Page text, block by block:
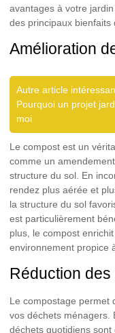
avantages à votre
des principaux bienfaits
Amélioration
Autre article
Pourquoi un projet
moi
Le compost est un
comme un
structure du sol. En
rendez plus aérée et
la structure du sol
est particulièrement
plus, le compost
environnement propice
Réduction
Le compostage permet
vos déchets ménagers.
déchets quotidiens